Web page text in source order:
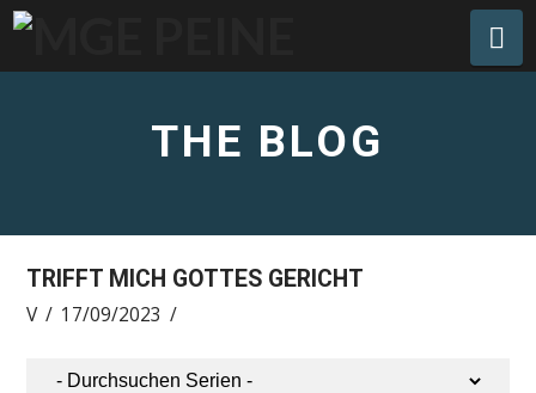
THE BLOG
TRIFFT MICH GOTTES GERICHT
V 17/09/2023